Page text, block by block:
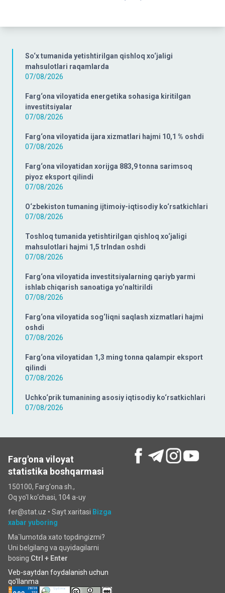
So‘x tumanida yetishtirilgan qishloq xo‘jaligi
mahsulotlari raqamlarda
07/08/2026
Farg‘ona viloyatida energetika sohasiga kiritilgan
investitsiyalar
07/08/2026
Farg‘ona viloyatida ijara xizmatlari hajmi 10,1 % oshdi
07/08/2026
Farg‘ona viloyatidan xorijga 883,9 tonna sarimsoq
piyoz eksport qilindi
07/08/2026
O‘zbekiston tumaning ijtimoiy-iqtisodiy ko‘rsatkichlari
07/08/2026
Toshloq tumanida yetishtirilgan qishloq xo‘jaligi
mahsulotlari hajmi 1,5 trlndan oshdi
07/08/2026
Farg‘ona viloyatida investitsiyalarning qariyb yarmi
ishlab chiqarish sanoatiga yo‘naltirildi
07/08/2026
Farg‘ona viloyatida sog‘liqni saqlash xizmatlari hajmi
oshdi
07/08/2026
Farg‘ona viloyatidan 1,3 ming tonna qalampir eksport
qilindi
07/08/2026
Uchko‘prik tumanining asosiy iqtisodiy ko‘rsatkichlari
07/08/2026
Farg'ona viloyat
statistika boshqarmasi
150100, Farg'ona sh.,
Oq yo'l ko‘chаsi, 104 a-uy
fer@stat.uz • Sayt xaritasi Bizga
xabar yuboring
Ma`lumotda xato topdingizmi?
Uni belgilang va quyidagilarni
bosing Ctrl + Enter
Veb-saytdan foydalanish uchun
qo'llanma